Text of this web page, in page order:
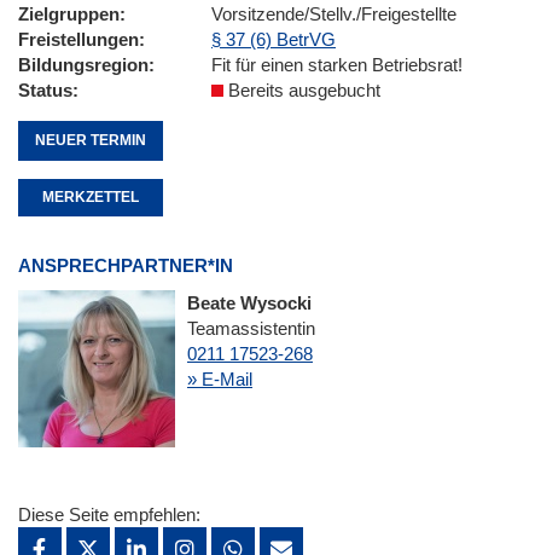
Zielgruppen
Vorsitzende/Stellv./Freigestellte
Freistellungen
§ 37 (6) BetrVG
Bildungsregion
Fit für einen starken Betriebsrat!
Status
Bereits ausgebucht
NEUER TERMIN
MERKZETTEL
ANSPRECHPARTNER*IN
Beate Wysocki
Teamassistentin
0211 17523-268
» E-Mail
Diese Seite empfehlen: